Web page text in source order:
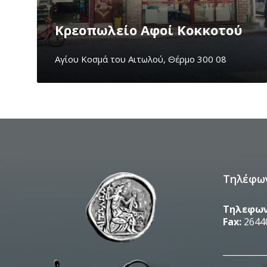
Κρεοπωλείο Αφοί Κοκκοτού
Αγίου Κοσμά του Αιτωλού, Θέρμο 300 08
Fax: